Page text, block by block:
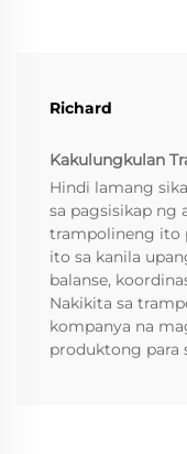
Richard
Kakulungkulan
Hindi lamang
sa pagsisikap ng
trampolineng ito
ito sa kanila
balanse,
Nakikita sa
kompanya na
produktong para